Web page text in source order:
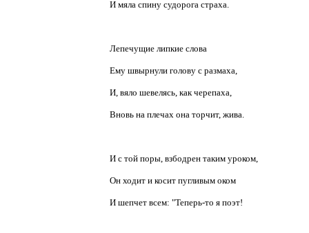
И мяла спину судорога страха.
Лепечущие липкие слова
Ему швырнули голову с размаха,
И, вяло шевелясь, как черепаха,
Вновь на плечах она торчит, жива.
И с той поры, взбодрен таким уроком,
Он ходит и косит пугливым оком
И шепчет всем: "Теперь-то я поэт!